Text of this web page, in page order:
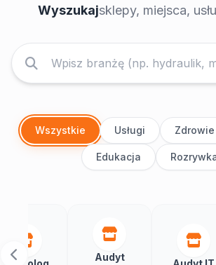
Wyszukajsklepy, miejsca,
Wszystkie Usługi Zdrowie
Edukacja